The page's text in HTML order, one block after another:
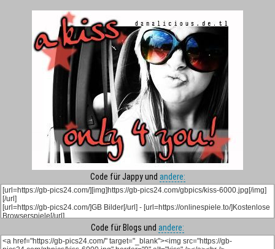
Code für Jappy und andere:
Code für Blogs und andere: